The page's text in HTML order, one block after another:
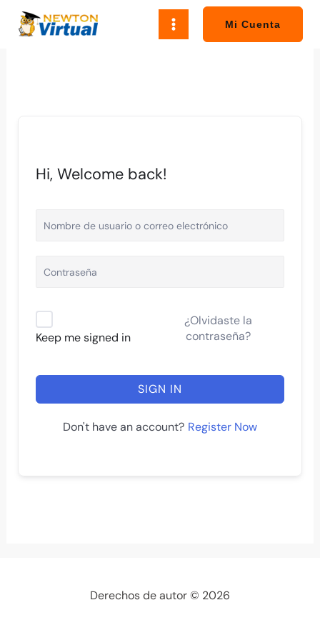
Mi Cuenta
Hi, Welcome back!
Keep me signed in
¿Olvidaste la
contraseña?
SIGN IN
Don't have an account? Register Now
Derechos de autor © 2026